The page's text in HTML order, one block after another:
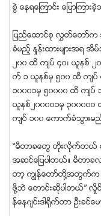
စြဲ ေနရေၾကာင္း ေျပာၾကား
ျပည္ေထာင္စု လႊတ္ေတာ္က
ခံမည့္ ႏႈန္းထားမ်ားအရ
၂၀၀ ထိ က်ပ္ ၄၀၊ ယူနစ္ ၂
က္ ၁ ယူနစ္မွ ၅၀၀ ထိ က်ပ္
၁၀၀၀၁မွ ၅၀၀၀၀ ထိ က်ပ္
ယူနစ္၂၀၀၀၀၁မွ ၃၀၀၀၀
က်ပ္ ၁၀၀ ေကာက္ခံသြားမ
“မီတာခေတြ တိုးလိုက္တယ္
အဆင္ေျပပါတယ္။ မီတာ
တာ့ ကြၽန္ေတာ္တို႔အတြက္က
ဖို႔ဘဲ ေတာင္းဆိုပါတယ္”
န္ေနဂ်င္းဒါ႐ိုက္တာ ဦးခင္ေ